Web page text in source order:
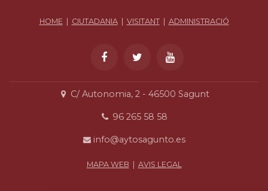
HOME| CIUTADANIA| VISITANT| ADMINISTRACIÓ
C/ Autonomia, 2 - 46500 Sagunt
96 265 58 58
info@aytosagunto.es
MAPA WEB AVIS LEGAL